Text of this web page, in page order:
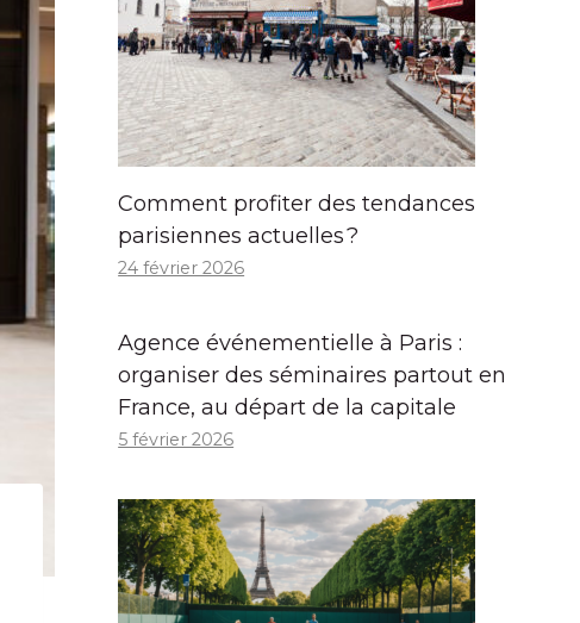
Comment profiter des tendances
parisiennes actuelles ?
24 février 2026
Agence événementielle à Paris :
organiser des séminaires partout en
France, au départ de la capitale
5 février 2026